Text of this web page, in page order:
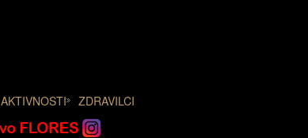
AKTIVNOSTI ZDRAVILCI